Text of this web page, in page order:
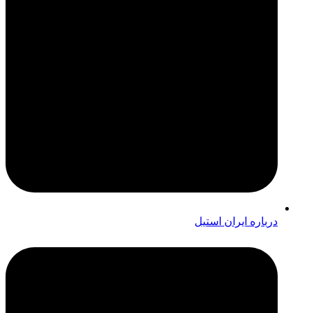
درباره ایران استیل